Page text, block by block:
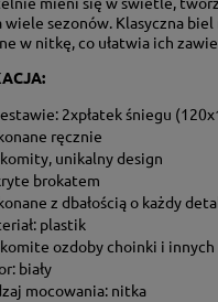
wiele sezonów. Klasyczna
w nitkę, co ułatwia ich
2xpłatek śniegu
ręcznie
unikalny design
brokatem
z dbałością o każdy
plastik
ozdoby choinki i
biały
mocowania: nitka